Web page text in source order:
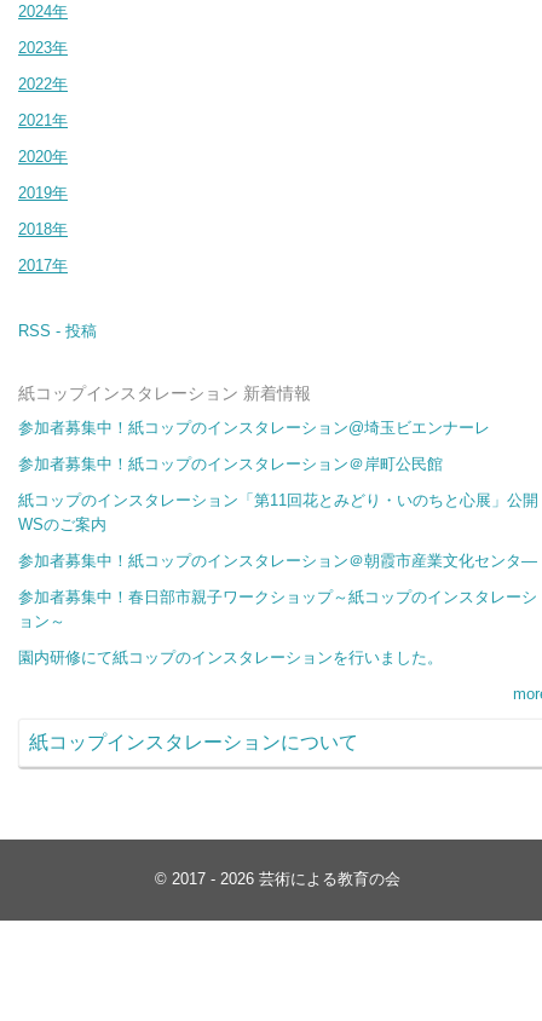
2024年
2023年
2022年
2021年
2020年
2019年
2018年
2017年
RSS - 投稿
紙コップインスタレーション 新着情報
参加者募集中！紙コップのインスタレーション@埼玉ビエンナーレ
参加者募集中！紙コップのインスタレーション＠岸町公民館
紙コップのインスタレーション「第11回花とみどり・いのちと心展」公開
WSのご案内
参加者募集中！紙コップのインスタレーション＠朝霞市産業文化センタ―
参加者募集中！春日部市親子ワークショップ～紙コップのインスタレーシ
ョン～
園内研修にて紙コップのインスタレーションを行いました。
紙コップインスタレーションについて
© 2017 - 2026 芸術による教育の会